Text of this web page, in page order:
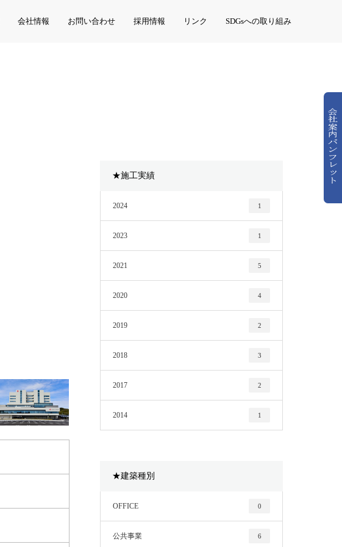
会社情報 お問い合わせ 採用情報 リンク SDGsへの取り組み
★施工実績
2024 1
2023 1
2021 5
2020 4
2019 2
2018 3
2017 2
2014 1
★建築種別
OFFICE 0
公共事業 6